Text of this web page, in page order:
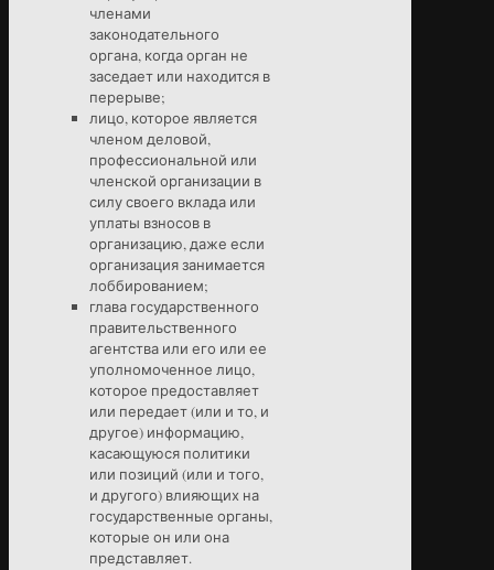
членами
законодательного
органа, когда орган не
заседает или находится в
перерыве;
лицо, которое является
членом деловой,
профессиональной или
членской организации в
силу своего вклада или
уплаты взносов в
организацию, даже если
организация занимается
лоббированием;
глава государственного
правительственного
агентства или его или ее
уполномоченное лицо,
которое предоставляет
или передает (или и то, и
другое) информацию,
касающуюся политики
или позиций (или и того,
и другого) влияющих на
государственные органы,
которые он или она
представляет.